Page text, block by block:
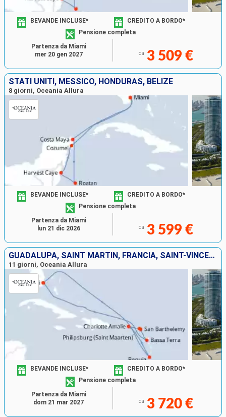
BEVANDE INCLUSE*
CREDITO A BORDO*
Pensione completa
da 3 509 €
Partenza da Miami
mer 20 gen 2027
STATI UNITI, MESSICO, HONDURAS, BELIZE
8 giorni, Oceania Allura
BEVANDE INCLUSE*
CREDITO A BORDO*
Pensione completa
da 3 599 €
Partenza da Miami
lun 21 dic 2026
GUADALUPA, SAINT MARTIN, FRANCIA, SAINT-VINCENT E LE GRENADINE, STATI UNITI
11 giorni, Oceania Allura
BEVANDE INCLUSE*
CREDITO A BORDO*
Pensione completa
da 3 720 €
Partenza da Miami
dom 21 mar 2027